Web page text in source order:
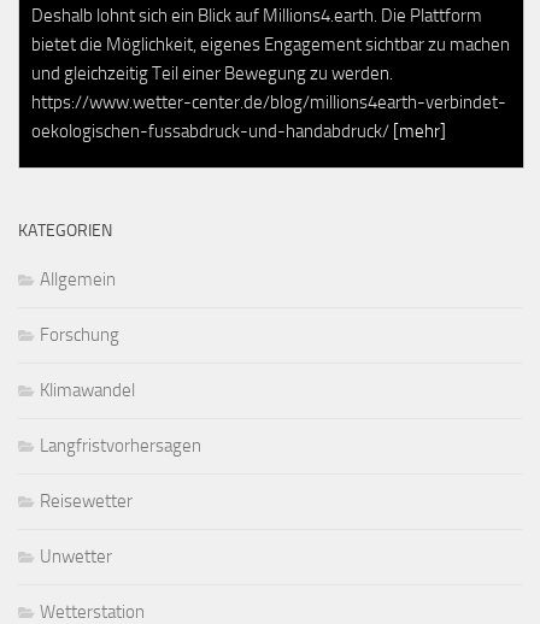
Deshalb lohnt sich ein Blick auf Millions4.earth. Die Plattform
bietet die Möglichkeit, eigenes Engagement sichtbar zu machen
und gleichzeitig Teil einer Bewegung zu werden.
https://www.wetter-center.de/blog/millions4earth-verbindet-
oekologischen-fussabdruck-und-handabdruck/ [mehr]
KATEGORIEN
Allgemein
Forschung
Klimawandel
Langfristvorhersagen
Reisewetter
Unwetter
Wetterstation